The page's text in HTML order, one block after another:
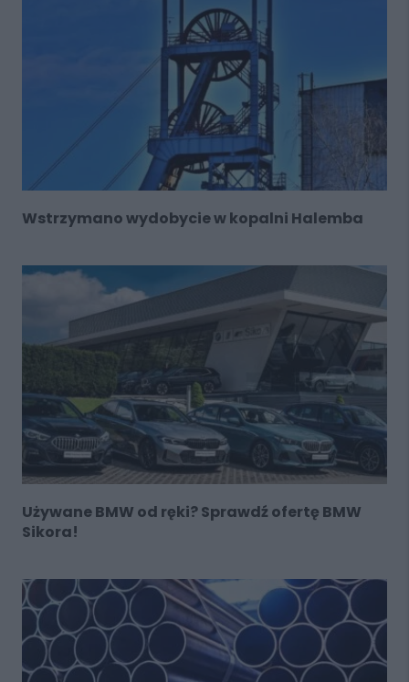
Wstrzymano wydobycie w kopalni Halemba
Używane BMW od ręki? Sprawdź ofertę BMW
Sikora!